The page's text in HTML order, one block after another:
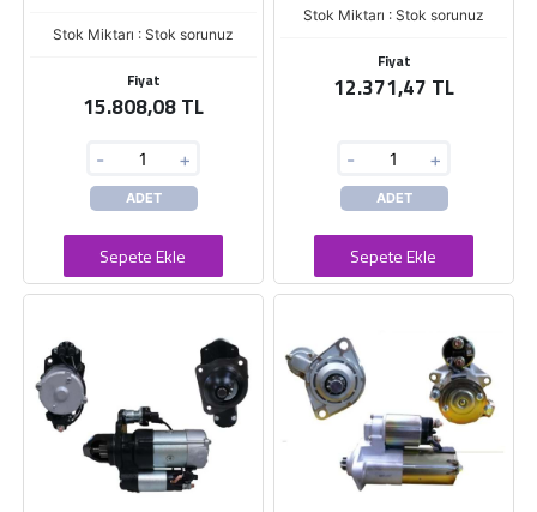
Stok Miktarı : Stok sorunuz
Fiyat
15.808,08 TL
- +
ADET
Sepete Ekle
Stok Miktarı : Stok sorunuz
Fiyat
12.371,47 TL
- +
ADET
Sepete Ekle